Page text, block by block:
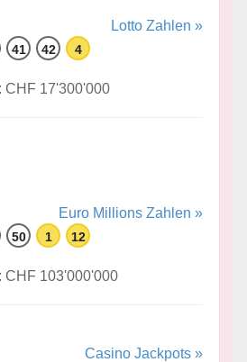
Lotto Zahlen »
41 42 4
CHF 17'300'000
Euro Millions Zahlen »
50 1 12
CHF 103'000'000
Casino Jackpots »